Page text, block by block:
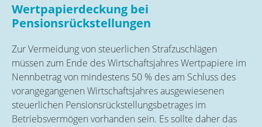
Wertpapierdeckung bei
Pensionsrückstellungen
Zur Vermeidung von steuerlichen Strafzuschlägen
müssen zum Ende des Wirtschaftsjahres Wertpapiere im
Nennbetrag von mindestens 50 % des am Schluss des
vorangegangenen Wirtschaftsjahres ausgewiesenen
steuerlichen Pensionsrückstellungsbetrages im
Betriebsvermögen vorhanden sein. Es sollte daher das